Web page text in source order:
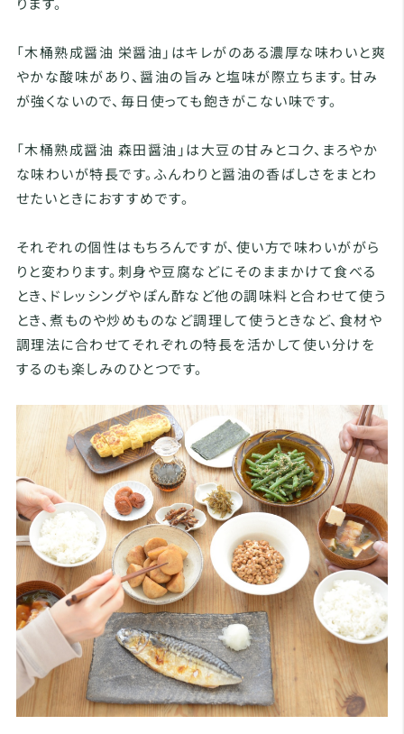
「木桶熟成醤油 栄醤油」はキレがのある濃厚な味わいと爽
やかな酸味があり、醤油の旨みと塩味が際立ちます。甘み
が強くないので、毎日使っても飽きがこない味です。
「木桶熟成醤油 森田醤油」は大豆の甘みとコク、まろやか
な味わいが特長です。ふんわりと醤油の香ばしさをまとわ
せたいときにおすすめです。
それぞれの個性はもちろんですが、使い方で味わいががら
りと変わります。刺身や豆腐などにそのままかけて食べる
とき、ドレッシングやぽん酢など他の調味料と合わせて使う
とき、煮ものや炒めものなど調理して使うときなど、食材や
調理法に合わせてそれぞれの特長を活かして使い分けを
するのも楽しみのひとつです。